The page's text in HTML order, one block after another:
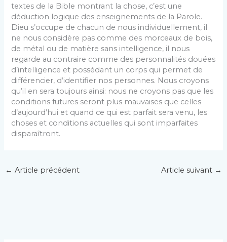
textes de la Bible montrant la chose, c’est une
déduction logique des enseigne­ments de la Parole.
Dieu s’occupe de chacun de nous individuellement, il
ne nous considère pas comme des morceaux de bois,
de métal ou de matière sans intelligence, il nous
regarde au contraire comme des personnalités douées
d’intelligence et possédant un corps qui permet de
différencier, d’identifier nos personnes. Nous croyons
qu’il en sera toujours ainsi: nous ne croyons pas que les
conditions futures seront plus mau­vaises que celles
d’aujourd’hui et quand ce qui est parfait sera venu, les
choses et conditions actuelles qui sont imparfaites
disparaîtront.
← Article précédent Article suivant →